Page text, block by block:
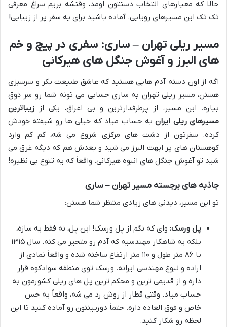
حالا که معیارهای انتخاب دستتون اومد، وقتشه بریم سراغ معرفی
تک تک این مسیرهای رویایی. آماده باشید برای یه سفر پر از زیبایی!
مسیر ریلی تهران – ساری: سفری در پیچ و خم
های البرز و آغوش جنگل های هیرکانی
اگه از اون دسته آدم هایی هستید که عاشق طبیعت بکر و سرسبزی
هستن، مسیر ریلی تهران به ساری حسابی می تونه شما رو سر ذوق
بیاره. این مسیر، از پرطرفدارترین و بی اغراق، یکی از زیباترین
مسیرهای ریلی ایرانبه حساب میاد که خیلی ها رو شیفته خودش
کرده. سفرتون از دشت های مرکزی شروع می شه، کم کم وارد
کوهستان های پر ابهت البرز می شید و بعدش هم که دیگه غرق می
شید تو آغوش جنگل های انبوه هیرکانی. واقعاً که یه تنوع بی نظیره!
جاذبه های برجسته مسیر تهران – ساری
تو این مسیر، دیدنی های زیادی منتظر شما هستن:
پل ورسک: وای که نگم از پل ورسک! این پل، نه فقط یه سازه،
بلکه یه شاهکار مهندسیه که آدم رو متحیر می کنه. سال ۱۳۱۵
با ۸۶ متر طول و ۱۱۰ متر ارتفاع ساخته شده و واقعاً نمادی از
اراده و نبوغ مهندسی ایرانه. ورسک توی منطقه سوادکوه قرار
داره و از قدیمی ترین و محکم ترین پل های ریلی کشورمون به
حساب میاد. وقتی قطار از روش رد می شه، واقعاً یه حس
خاص و فوق العاده داره. حتماً دوربینتون رو آماده کنید تا این
لحظه رو شکار کنید.